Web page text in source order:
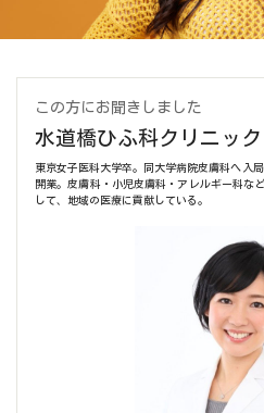
この方にお聞きしました
水道橋ひふ科クリニッ
東京女子医科大学卒。同大学病院皮膚科へ入
開業。皮膚科・小児皮膚科・アレルギー科な
して、地域の医療に貢献している。